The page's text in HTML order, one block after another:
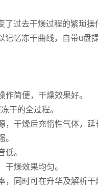
了过去干燥过程的繁琐
忆冻干曲线，自带u盘
简便，干燥效果好。
干的全过程。
干燥后充惰性气体，延
。
低。
燥效果均匀。
同时可在升华及解析